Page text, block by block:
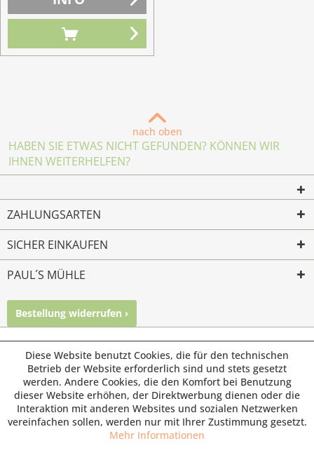
nach oben
HABEN SIE ETWAS NICHT GEFUNDEN? KÖNNEN WIR
IHNEN WEITERHELFEN?
ZAHLUNGSARTEN
SICHER EINKAUFEN
PAUL´S MÜHLE
Bestellung widerrufen ›
© Paul's Mühle | Inhaber: Christof Paul e.K. | Westring 2 |
45659 Recklinghausen
Fax: 02361 -28831 | E-Mail: info@pauls-muehle.de
Diese Website benutzt Cookies, die für den technischen
Betrieb der Website erforderlich sind und stets gesetzt
werden. Andere Cookies, die den Komfort bei Benutzung
dieser Website erhöhen, der Direktwerbung dienen oder die
Interaktion mit anderen Websites und sozialen Netzwerken
vereinfachen sollen, werden nur mit Ihrer Zustimmung gesetzt.
Mehr Informationen